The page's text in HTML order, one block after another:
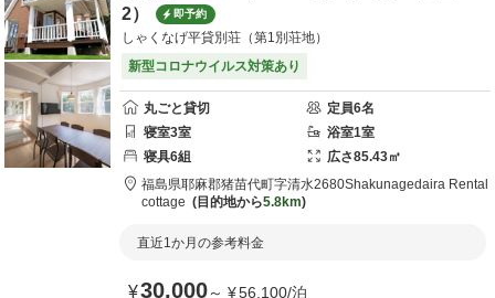
2）
即予約
しゃくなげ平貸別荘（第1別荘地）
新型コロナウイルス対策あり
丸ごと貸切 定員6名
寝室3室 浴室1室
寝具6組 広さ85.43㎡
福島県耶麻郡猪苗代町字清水2680Shakunagedaira Rental
cottage
目的地から5.8km
直近1か月の参考料金
¥30,000～ ¥56,100/泊